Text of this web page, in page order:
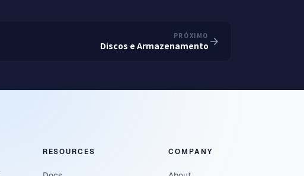
PRÓXIMO
Discos e Armazenamento
RESOURCES COMPANY